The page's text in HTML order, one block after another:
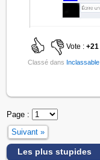
Vote :+21
Classé dans Inclassable
Page :
Suivant »
Les plus stupides